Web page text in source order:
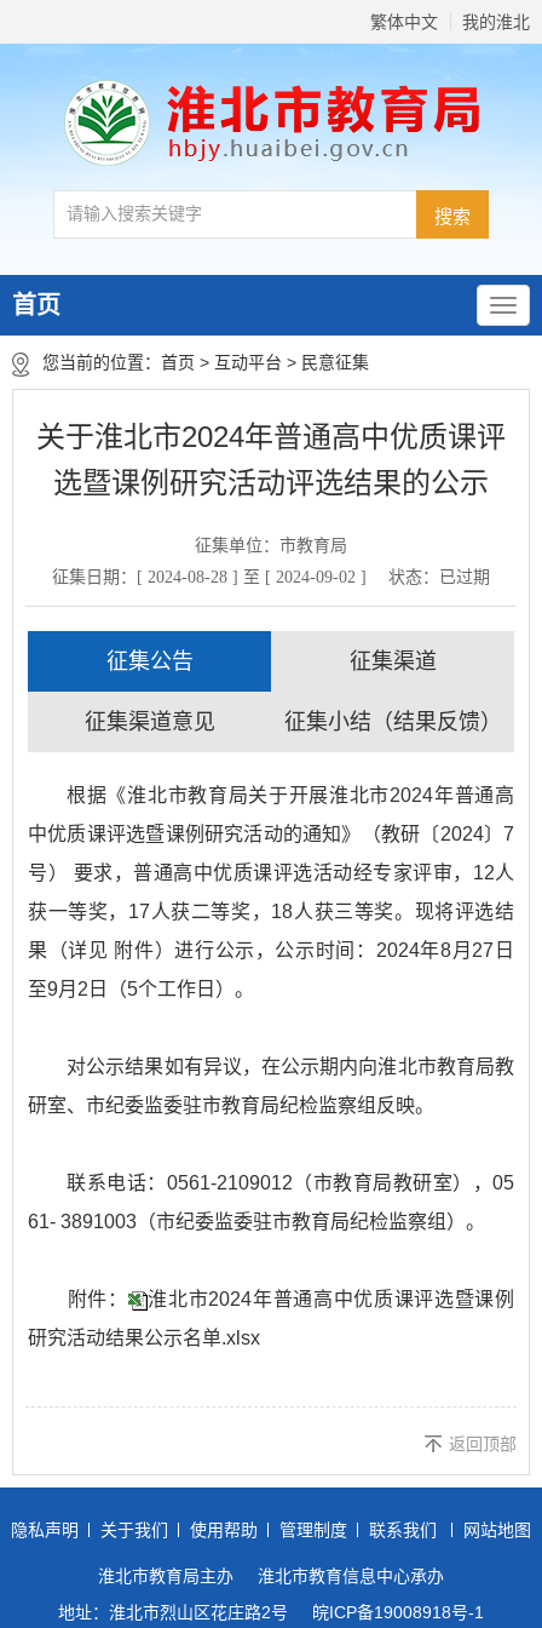
繁体中文 我的淮北
首页
您当前的位置： 首页 > 互动平台 > 民意征集
关于淮北市2024年普通高中优质课评
选暨课例研究活动评选结果的公示
征集单位：市教育局
征集日期：[ 2024-08-28 ] 至 [ 2024-09-02 ]
状态： 已过期
征集公告 征集渠道
征集渠道意见 征集小结（结果反馈）
根据《淮北市教育局关于开展淮北市2024年普通高
中优质课评选暨课例研究活动的通知》（教研〔2024〕7
号） 要求，普通高中优质课评选活动经专家评审，12人
获一等奖，17人获二等奖，18人获三等奖。现将评选结
果（详见 附件）进行公示，公示时间：2024年8月27日
至9月2日（5个工作日）。
对公示结果如有异议，在公示期内向淮北市教育局教
研室、市纪委监委驻市教育局纪检监察组反映。
联系电话：0561-2109012（市教育局教研室），05
61- 3891003（市纪委监委驻市教育局纪检监察组）。
附件：
淮北市2024年普通高中优质课评选暨课例
研究活动结果公示名单.xlsx
返回顶部
隐私声明 关于我们 使用帮助 管理制度 联系我们 网站地图
淮北市教育局主办
淮北市教育信息中心承办
地址：淮北市烈山区花庄路2号
皖ICP备19008918号-1